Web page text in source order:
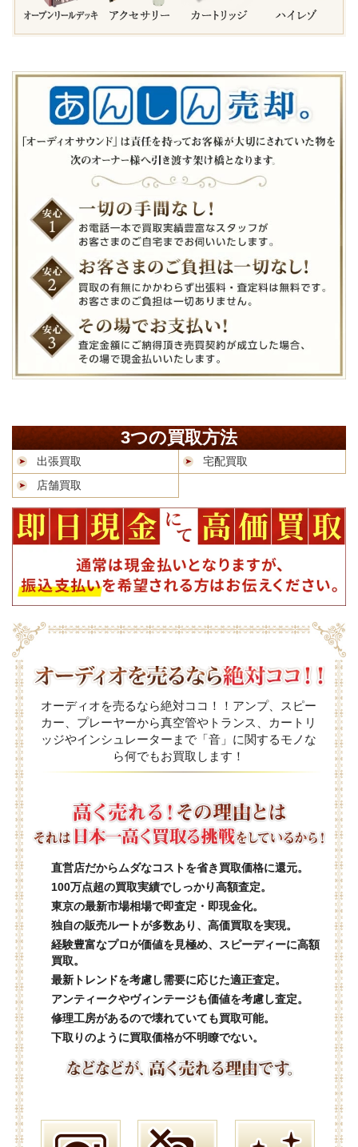
3つの買取方法
出張買取
宅配買取
店舗買取
オーディオを売るなら絶対ココ！！アンプ、スピー
カー、プレーヤーから真空管やトランス、カートリ
ッジやインシュレーターまで「音」に関するモノな
ら何でもお買取します！
直営店だからムダなコストを省き買取価格に還元。
100万点超の買取実績でしっかり高額査定。
東京の最新市場相場で即査定・即現金化。
独自の販売ルートが多数あり、高価買取を実現。
経験豊富なプロが価値を見極め、スピーディーに高額
買取。
最新トレンドを考慮し需要に応じた適正査定。
アンティークやヴィンテージも価値を考慮し査定。
修理工房があるので壊れていても買取可能。
下取りのように買取価格が不明瞭でない。